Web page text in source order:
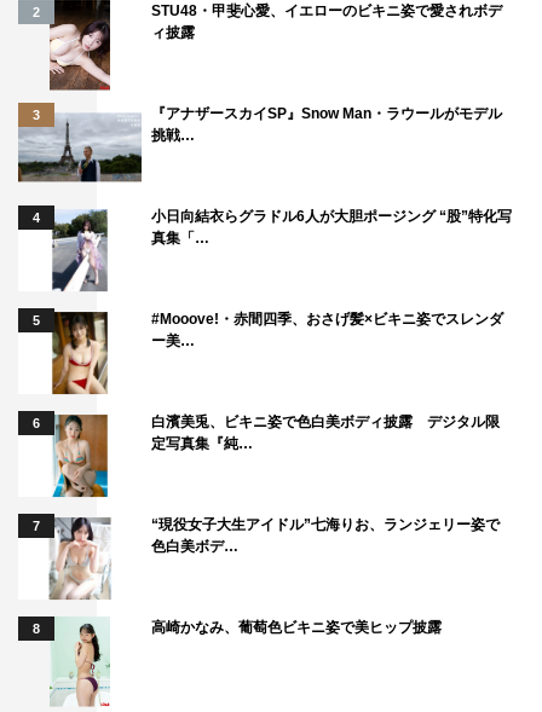
2
STU48・甲斐心愛、イエローのビキニ姿で愛されボデ
ィ披露
3
『アナザースカイSP』Snow Man・ラウールがモデル
挑戦…
4
小日向結衣らグラドル6人が大胆ポージング “股”特化写
真集「…
5
#Mooove!・赤間四季、おさげ髪×ビキニ姿でスレンダ
ー美…
6
白濱美兎、ビキニ姿で色白美ボディ披露 デジタル限
定写真集『純…
7
“現役女子大生アイドル”七海りお、ランジェリー姿で
色白美ボデ…
8 高崎かなみ、葡萄色ビキニ姿で美ヒップ披露